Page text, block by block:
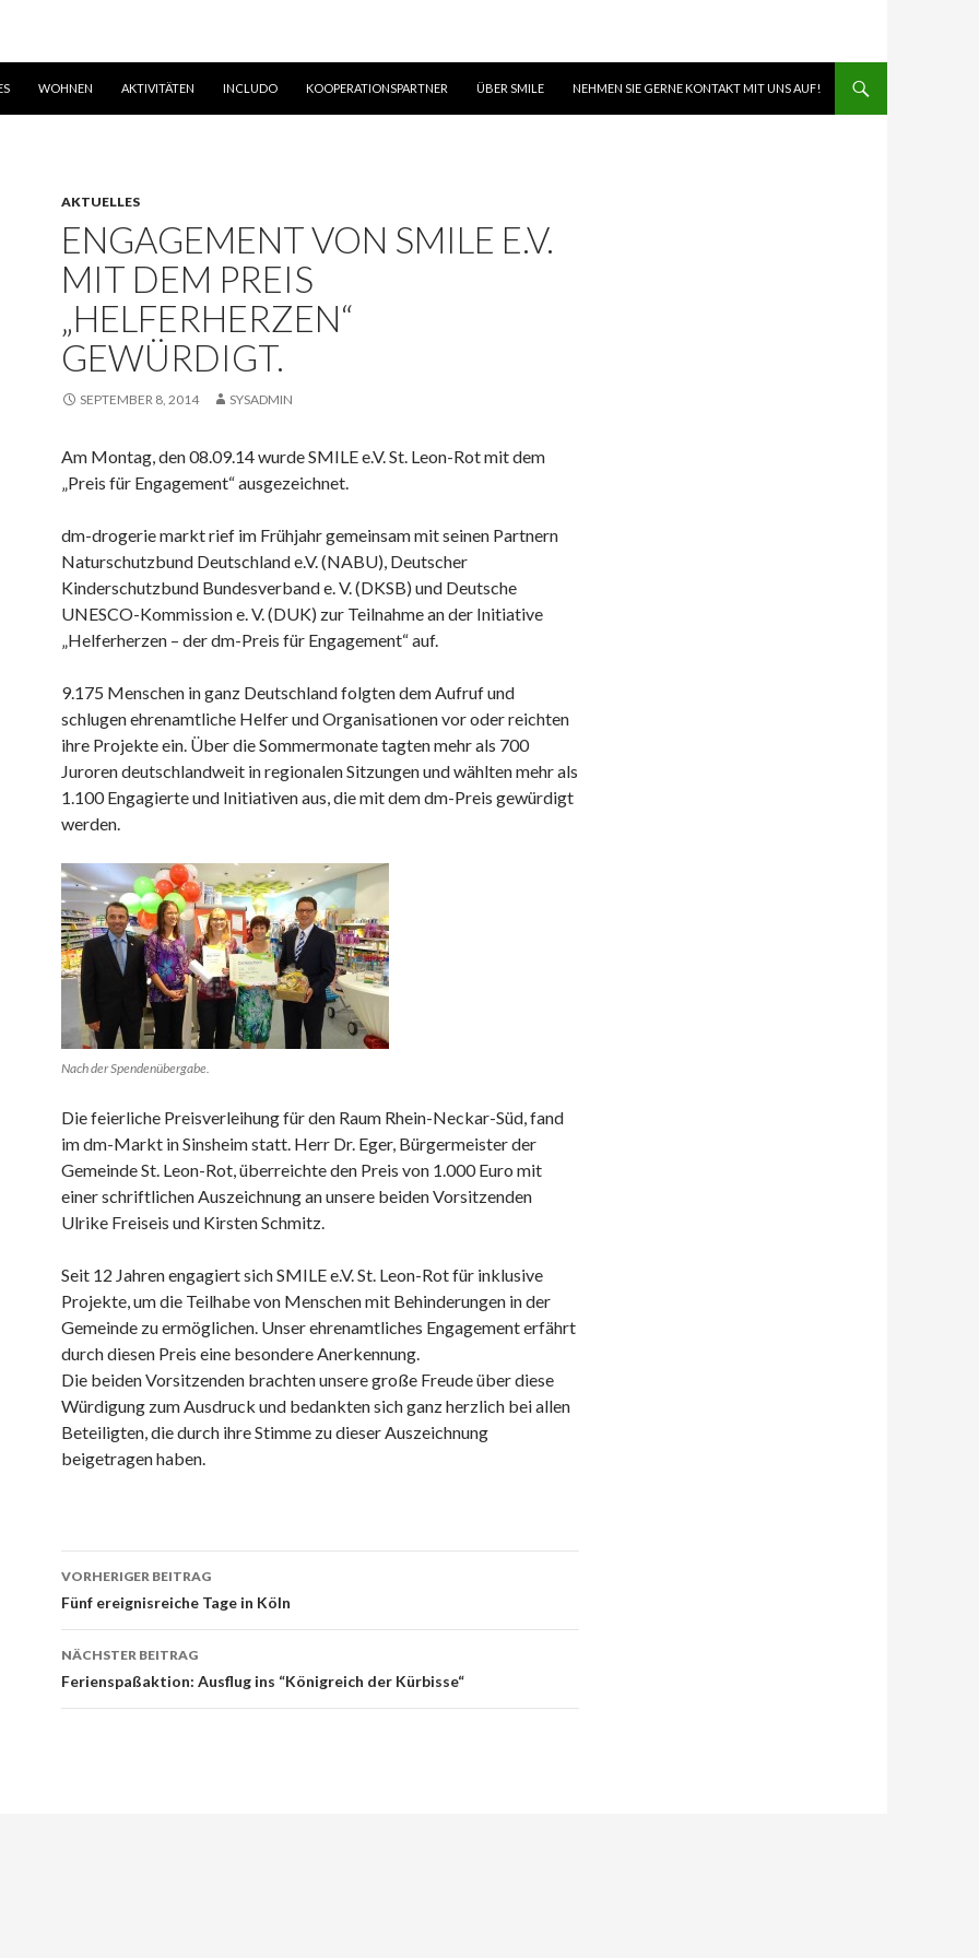
WOHNEN AKTIVITÄTEN INCLUDO KOOPERATIONSPARTNER ÜBER SMILE NEHMEN SIE GERNE KONTAKT MIT UNS AUF!
AKTUELLES
ENGAGEMENT VON SMILE E.V.
MIT DEM PREIS
„HELFERHERZEN“
GEWÜRDIGT.
SEPTEMBER 8, 2014 SYSADMIN
Am Montag, den 08.09.14 wurde SMILE e.V. St. Leon-Rot mit dem
„Preis für Engagement“ ausgezeichnet.
dm-drogerie markt rief im Frühjahr gemeinsam mit seinen Partnern
Naturschutzbund Deutschland e.V. (NABU), Deutscher
Kinderschutzbund Bundesverband e. V. (DKSB) und Deutsche
UNESCO-Kommission e. V. (DUK) zur Teilnahme an der Initiative
„Helferherzen – der dm-Preis für Engagement“ auf.
9.175 Menschen in ganz Deutschland folgten dem Aufruf und
schlugen ehrenamtliche Helfer und Organisationen vor oder reichten
ihre Projekte ein. Über die Sommermonate tagten mehr als 700
Juroren deutschlandweit in regionalen Sitzungen und wählten mehr als
1.100 Engagierte und Initiativen aus, die mit dem dm-Preis gewürdigt
werden.
Nach der Spendenübergabe.
Die feierliche Preisverleihung für den Raum Rhein-Neckar-Süd, fand
im dm-Markt in Sinsheim statt. Herr Dr. Eger, Bürgermeister der
Gemeinde St. Leon-Rot, überreichte den Preis von 1.000 Euro mit
einer schriftlichen Auszeichnung an unsere beiden Vorsitzenden
Ulrike Freiseis und Kirsten Schmitz.
Seit 12 Jahren engagiert sich SMILE e.V. St. Leon-Rot für inklusive
Projekte, um die Teilhabe von Menschen mit Behinderungen in der
Gemeinde zu ermöglichen. Unser ehrenamtliches Engagement erfährt
durch diesen Preis eine besondere Anerkennung.
Die beiden Vorsitzenden brachten unsere große Freude über diese
Würdigung zum Ausdruck und bedankten sich ganz herzlich bei allen
Beteiligten, die durch ihre Stimme zu dieser Auszeichnung
beigetragen haben.
Beitrags-
Navigation
VORHERIGER BEITRAG
Fünf ereignisreiche Tage in Köln
NÄCHSTER BEITRAG
Ferienspaßaktion: Ausflug ins “Königreich der Kürbisse“